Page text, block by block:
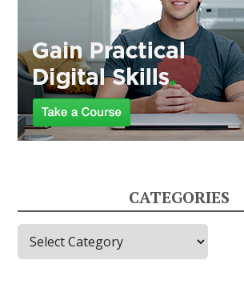
CATEGORIES
Categories